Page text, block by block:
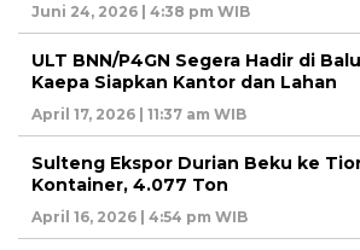
Juni 24, 2026 | 4:38 pm WIB
ULT BNN/P4GN Segera Hadir di
Kaepa Siapkan Kantor dan Lahan
April 17, 2026 | 11:37 am WIB
Sulteng Ekspor Durian Beku ke
Kontainer, 4.077 Ton
April 16, 2026 | 4:54 pm WIB